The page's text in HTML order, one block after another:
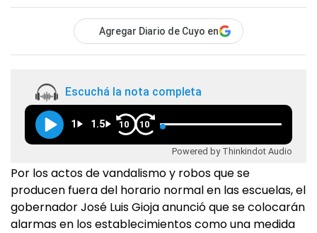
Agregar Diario de Cuyo en
Escuchá la nota completa
1 1.5 10 10
Powered by Thinkindot Audio
Por los actos de vandalismo y robos que se
producen fuera del horario normal en las escuelas, el
gobernador José Luis Gioja anunció que se colocarán
alarmas en los establecimientos como una medida